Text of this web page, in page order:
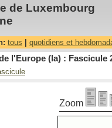
de Luxembourg
tous quotidiens et
l'Europe (la) : Fascicule
Zoom